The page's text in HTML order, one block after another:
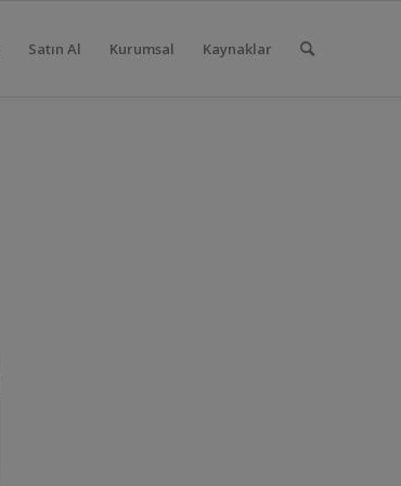
Satın Al Kurumsal Kaynaklar